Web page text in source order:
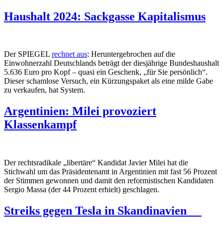
Haushalt 2024: Sackgasse Kapitalismus
Der SPIEGEL rechnet aus: Heruntergebrochen auf die
Einwohnerzahl Deutschlands beträgt der diesjährige Bundeshaushalt
5.636 Euro pro Kopf – quasi ein Geschenk, „für Sie persönlich“.
Dieser schamlose Versuch, ein Kürzungspaket als eine milde Gabe
zu verkaufen, hat System.
Argentinien: Milei provoziert
Klassenkampf
Der rechtsradikale „libertäre“ Kandidat Javier Milei hat die
Stichwahl um das Präsidentenamt in Argentinien mit fast 56 Prozent
der Stimmen gewonnen und damit den reformistischen Kandidaten
Sergio Massa (der 44 Prozent erhielt) geschlagen.
Streiks gegen Tesla in Skandinavien